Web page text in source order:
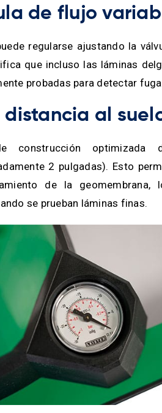
de flujo
regularse ajustando la
que incluso las láminas
probadas para detectar
distancia al
construcción
2 pulgadas). Esto
de la geomembrana,
se prueban láminas finas.